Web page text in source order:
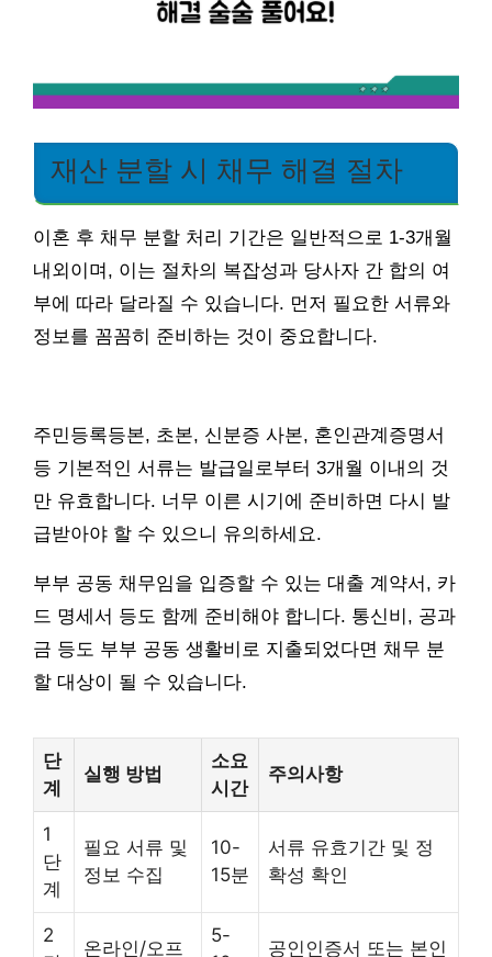
재산 분할 시 채무 해결 절차
이혼 후 채무 분할 처리 기간은 일반적으로 1-3개월
내외이며, 이는 절차의 복잡성과 당사자 간 합의 여
부에 따라 달라질 수 있습니다. 먼저 필요한 서류와
정보를 꼼꼼히 준비하는 것이 중요합니다.
주민등록등본, 초본, 신분증 사본, 혼인관계증명서
등 기본적인 서류는 발급일로부터 3개월 이내의 것
만 유효합니다. 너무 이른 시기에 준비하면 다시 발
급받아야 할 수 있으니 유의하세요.
부부 공동 채무임을 입증할 수 있는 대출 계약서, 카
드 명세서 등도 함께 준비해야 합니다. 통신비, 공과
금 등도 부부 공동 생활비로 지출되었다면 채무 분
할 대상이 될 수 있습니다.
단
계
실행 방법
소요
시간
주의사항
1
단
계
필요 서류 및
정보 수집
10-
15분
서류 유효기간 및 정
확성 확인
2
온라인/오프
5-
공인인증서 또는 본인